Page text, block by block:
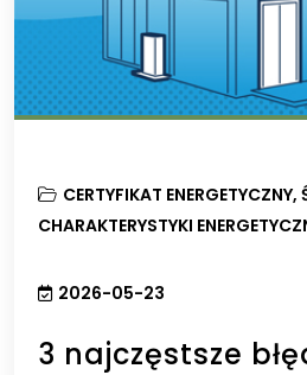
CERTYFIKAT ENERGETYCZNY,
CHARAKTERYSTYKI
2026-05-23
3 najczęstsze